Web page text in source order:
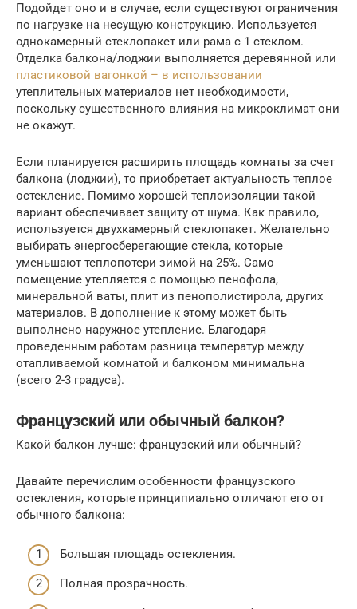
Подойдет оно и в случае, если существуют ограничения
по нагрузке на несущую конструкцию. Используется
однокамерный стеклопакет или рама с 1 стеклом.
Отделка балкона/лоджии выполняется деревянной или
пластиковой вагонкой – в использовании
утеплительных материалов нет необходимости,
поскольку существенного влияния на микроклимат они
не окажут.
Если планируется расширить площадь комнаты за счет
балкона (лоджии), то приобретает актуальность теплое
остекление. Помимо хорошей теплоизоляции такой
вариант обеспечивает защиту от шума. Как правило,
используется двухкамерный стеклопакет. Желательно
выбирать энергосберегающие стекла, которые
уменьшают теплопотери зимой на 25%. Само
помещение утепляется с помощью пенофола,
минеральной ваты, плит из пенополистирола, других
материалов. В дополнение к этому может быть
выполнено наружное утепление. Благодаря
проведенным работам разница температур между
отапливаемой комнатой и балконом минимальна
(всего 2-3 градуса).
Французский или обычный балкон?
Какой балкон лучше: французский или обычный?
Давайте перечислим особенности французского
остекления, которые принципиально отличают его от
обычного балкона:
Большая площадь остекления.
Полная прозрачность.